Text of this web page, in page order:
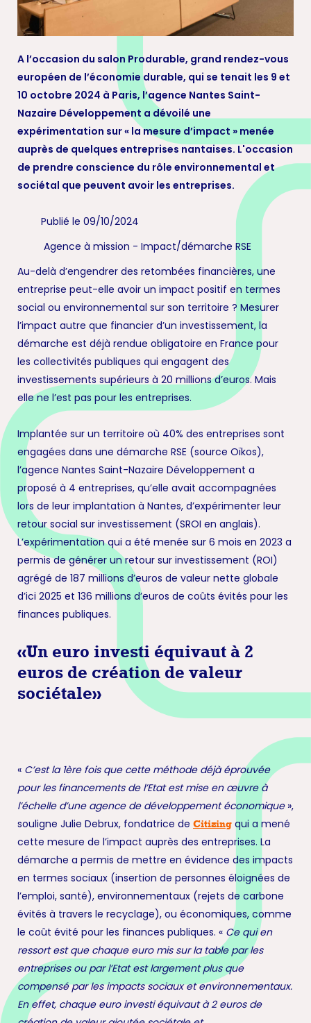
A l’occasion du salon Produrable, grand rendez-vous
européen de l’économie durable, qui se tenait les 9 et
10 octobre 2024 à Paris, l’agence Nantes Saint-
Nazaire Développement a dévoilé une
expérimentation sur « la mesure d’impact » menée
auprès de quelques entreprises nantaises. L'occasion
de prendre conscience du rôle environnemental et
sociétal que peuvent avoir les entreprises.
Publié le 09/10/2024
Agence à mission - Impact/démarche RSE
Au-delà d’engendrer des retombées financières, une
entreprise peut-elle avoir un impact positif en termes
social ou environnemental sur son territoire ? Mesurer
l’impact autre que financier d’un investissement, la
démarche est déjà rendue obligatoire en France pour
les collectivités publiques qui engagent des
investissements supérieurs à 20 millions d’euros. Mais
elle ne l’est pas pour les entreprises.
Implantée sur un territoire où 40% des entreprises sont
engagées dans une démarche RSE (source Oïkos),
l’agence Nantes Saint-Nazaire Développement a
proposé à 4 entreprises, qu’elle avait accompagnées
lors de leur implantation à Nantes, d’expérimenter leur
retour social sur investissement (SROI en anglais).
L’expérimentation qui a été menée sur 6 mois en 2023 a
permis de générer un retour sur investissement (ROI)
agrégé de 187 millions d’euros de valeur nette globale
d’ici 2025 et 136 millions d’euros de coûts évités pour les
finances publiques.
«Un euro investi équivaut à 2
euros de création de valeur
sociétale»
« C’est la 1ère fois que cette méthode déjà éprouvée
pour les financements de l’Etat est mise en œuvre à
l’échelle d’une agence de développement économique»,
souligne Julie Debrux, fondatrice de Citizing qui a mené
cette mesure de l’impact auprès des entreprises. La
démarche a permis de mettre en évidence des impacts
en termes sociaux (insertion de personnes éloignées de
l’emploi, santé), environnementaux (rejets de carbone
évités à travers le recyclage), ou économiques, comme
le coût évité pour les finances publiques. « Ce qui en
ressort est que chaque euro mis sur la table par les
entreprises ou par l’Etat est largement plus que
compensé par les impacts sociaux et environnementaux.
En effet, chaque euro investi équivaut à 2 euros de